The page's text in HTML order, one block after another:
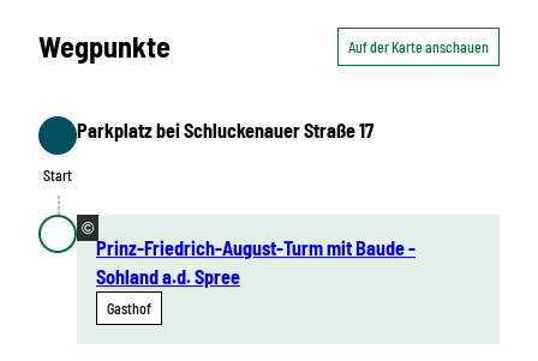
Wegpunkte Auf der Karte anschauen
Start
Start
Parkplatz bei Schluckenauer Straße 17
©
Prinz-Friedrich-August-Turm mit Baude -
Sohland a.d. Spree
Gasthof